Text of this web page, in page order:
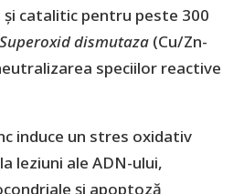
catalitic pentru peste 300
Superoxid dismutaza(Cu/Zn-
speciilor reactive
induce un stres oxidativ
leziuni ale ADN-ului,
și apoptoză